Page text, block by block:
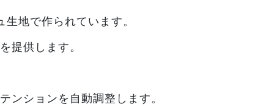
地で作られています。
提供します。
ンションを自動調整します。